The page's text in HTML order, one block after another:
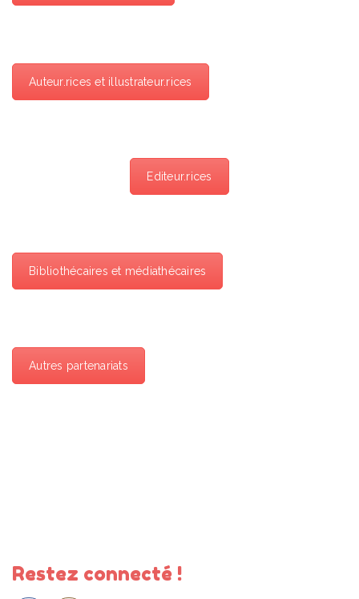
Auteur.rices et illustrateur.rices
Editeur.rices
Bibliothécaires et médiathécaires
Autres partenariats
Restez connecté !